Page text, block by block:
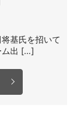
基氏を招いて
ム出 […]